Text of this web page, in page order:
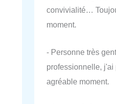
convivialité…
moment.
- Personne très
professionnelle, j'ai
agréable moment.